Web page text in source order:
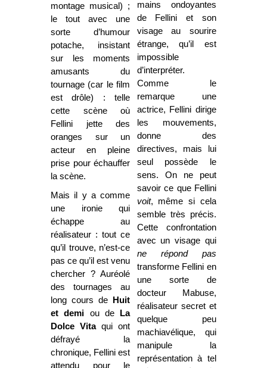
montage musical) ;
le tout avec une
sorte d’humour
potache, insistant
sur les moments
amusants du
tournage (car le film
est drôle) : telle
cette scène où
Fellini jette des
oranges sur un
acteur en pleine
prise pour échauffer
la scène.
Mais il y a comme
une ironie qui
échappe au
réalisateur : tout ce
qu’il trouve, n’est-ce
pas ce qu’il est venu
chercher ? Auréolé
des tournages au
long cours de
Huit
et demi ou de
La
Dolce Vitaqui ont
défrayé la
chronique, Fellini est
attendu pour le
mains ondoyantes
de Fellini et son
visage au sourire
étrange, qu’il est
impossible
d’interpréter.
Comme le
remarque une
actrice, Fellini dirige
les mouvements,
donne des
directives, mais lui
seul possède le
sens. On ne peut
savoir ce que Fellini
voit, même si cela
semble très précis.
Cette confrontation
avec un visage qui
ne répond pas
transforme Fellini en
une sorte de
docteur Mabuse,
réalisateur secret et
quelque peu
machiavélique, qui
manipule la
représentation à tel